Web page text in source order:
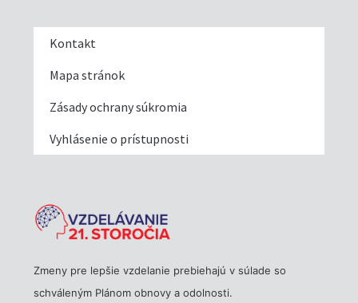
Kontakt
Mapa stránok
Zásady ochrany súkromia
Vyhlásenie o prístupnosti
Zmeny pre lepšie vzdelanie prebiehajú v súlade so
schváleným Plánom obnovy a odolnosti.